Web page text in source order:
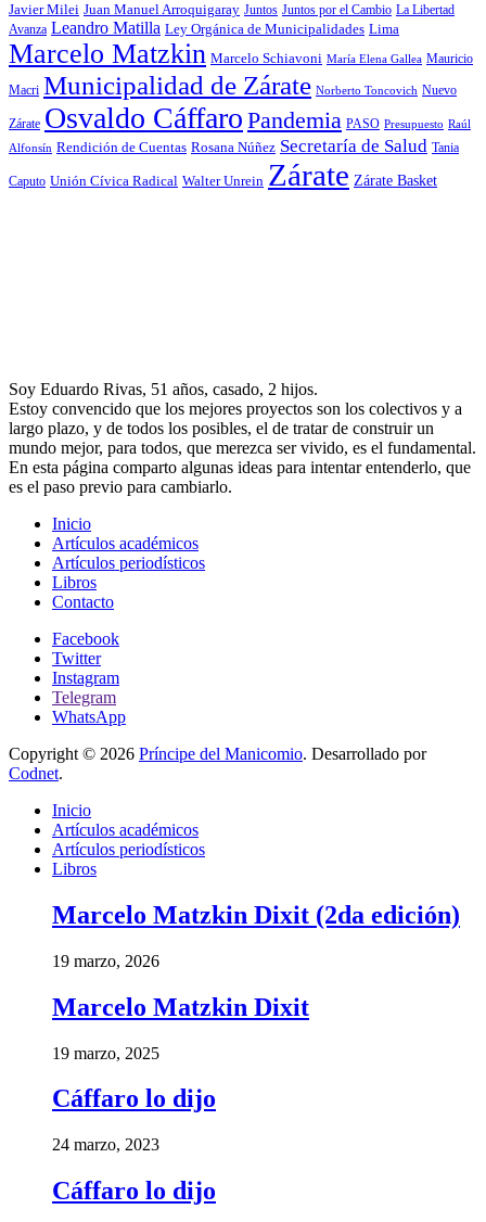
Javier Milei Juan Manuel Arroquigaray Juntos Juntos por el Cambio La Libertad
Avanza Leandro Matilla Ley Orgánica de Municipalidades Lima
Marcelo Matzkin Marcelo Schiavoni María Elena Gallea Mauricio
Macri Municipalidad de Zárate Norberto Toncovich Nuevo
Zárate Osvaldo Cáffaro Pandemia PASO Presupuesto Raúl
Alfonsín Rendición de Cuentas Rosana Núñez Secretaría de Salud Tania
Caputo Unión Cívica Radical Walter Unrein Zárate Zárate Basket
Soy Eduardo Rivas, 51 años, casado, 2 hijos.
Estoy convencido que los mejores proyectos son los colectivos y a
largo plazo, y de todos los posibles, el de tratar de construir un
mundo mejor, para todos, que merezca ser vivido, es el fundamental.
En esta página comparto algunas ideas para intentar entenderlo, que
es el paso previo para cambiarlo.
Inicio
Artículos académicos
Artículos periodísticos
Libros
Contacto
Facebook
Twitter
Instagram
Telegram
WhatsApp
Copyright © 2026 Príncipe del Manicomio. Desarrollado por
Codnet.
Inicio
Artículos académicos
Artículos periodísticos
Libros
Marcelo Matzkin Dixit (2da edición)
19 marzo, 2026
Marcelo Matzkin Dixit
19 marzo, 2025
Cáffaro lo dijo
24 marzo, 2023
Cáffaro lo dijo